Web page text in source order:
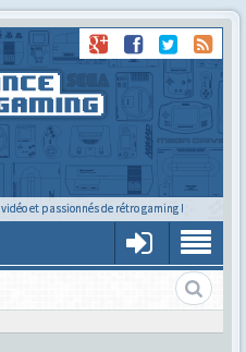
et passionnés de rétro gaming !